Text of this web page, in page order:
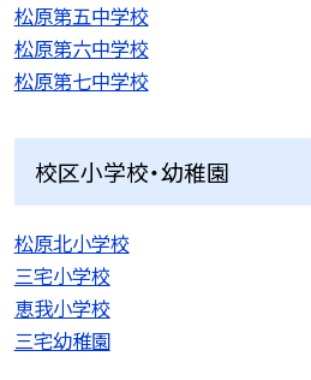
松原第五中学校
松原第六中学校
松原第七中学校
校区小学校・幼稚園
松原北小学校
三宅小学校
恵我小学校
三宅幼稚園